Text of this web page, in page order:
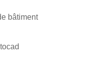
bâtiment